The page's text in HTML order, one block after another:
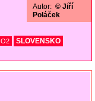
Autor: © Jiří
Poláček
O2
SLOVENSKO